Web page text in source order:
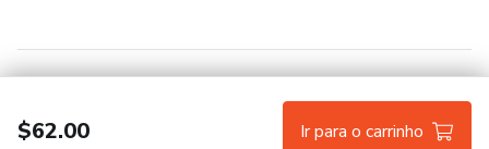
$62.00 Ir para o carrinho